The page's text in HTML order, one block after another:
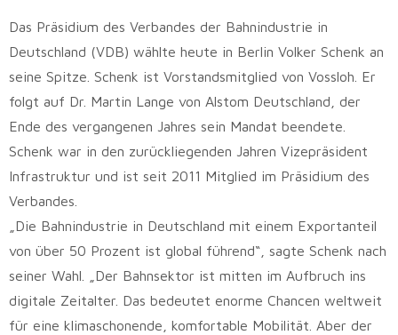
Das Präsidium des Verbandes der Bahnindustrie in
Deutschland (VDB) wählte heute in Berlin Volker Schenk an
seine Spitze. Schenk ist Vorstandsmitglied von Vossloh. Er
folgt auf Dr. Martin Lange von Alstom Deutschland, der
Ende des vergangenen Jahres sein Mandat beendete.
Schenk war in den zurückliegenden Jahren Vizepräsident
Infrastruktur und ist seit 2011 Mitglied im Präsidium des
Verbandes.
„Die Bahnindustrie in Deutschland mit einem Exportanteil
von über 50 Prozent ist global führend“, sagte Schenk nach
seiner Wahl. „Der Bahnsektor ist mitten im Aufbruch ins
digitale Zeitalter. Das bedeutet enorme Chancen weltweit
für eine klimaschonende, komfortable Mobilität. Aber der